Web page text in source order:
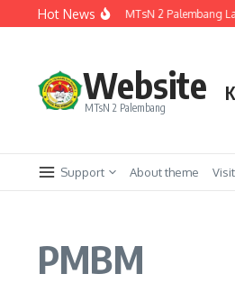
Lewati ke konten
Hot News
Menuju Kelulusan, MTsN 2 Palembang
Website
MTsN 2 Palembang
Support About theme
PMBM